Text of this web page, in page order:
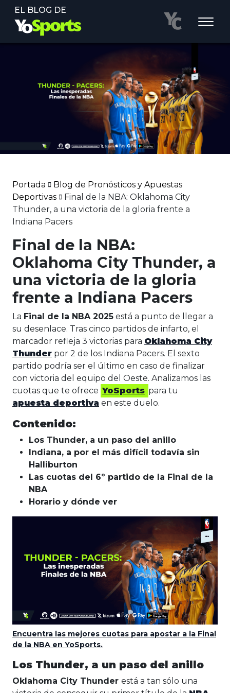
EL BLOG DE
Portada
Blog de Pronósticos y Apuestas
Deportivas
Final de la NBA: Oklahoma City
Thunder, a una victoria de la gloria frente a
Indiana Pacers
Final de la NBA:
Oklahoma City Thunder, a
una victoria de la gloria
frente a Indiana Pacers
La Final de la NBA 2025 está a punto de llegar a
su desenlace. Tras cinco partidos de infarto, el
marcador refleja 3 victorias para Oklahoma City
Thunder por 2 de los Indiana Pacers. El sexto
partido podría ser el último en caso de finalizar
con victoria del equipo del Oeste. Analizamos las
cuotas que te ofrece YoSports para tu
apuesta deportiva en este duelo.
Contenido:
Los Thunder, a un paso del anillo
Indiana, a por el más difícil todavía sin
Halliburton
Las cuotas del 6º partido de la Final de la
NBA
Horario y dónde ver
Encuentra las mejores cuotas para apostar a la Final
de la NBA en YoSports.
Los Thunder, a un paso del anillo
Oklahoma City Thunder está a tan sólo una